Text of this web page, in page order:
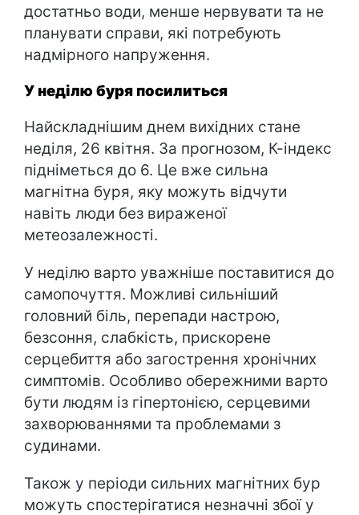
достатньо води, менше нервувати та не
планувати справи, які потребують
надмірного напруження.
У неділю буря посилиться
Найскладнішим днем вихідних стане
неділя, 26 квітня. За прогнозом, К-індекс
підніметься до 6. Це вже сильна
магнітна буря, яку можуть відчути
навіть люди без вираженої
метеозалежності.
У неділю варто уважніше поставитися до
самопочуття. Можливі сильніший
головний біль, перепади настрою,
безсоння, слабкість, прискорене
серцебиття або загострення хронічних
симптомів. Особливо обережними варто
бути людям із гіпертонією, серцевими
захворюваннями та проблемами з
судинами.
Також у періоди сильних магнітних бур
можуть спостерігатися незначні збої у